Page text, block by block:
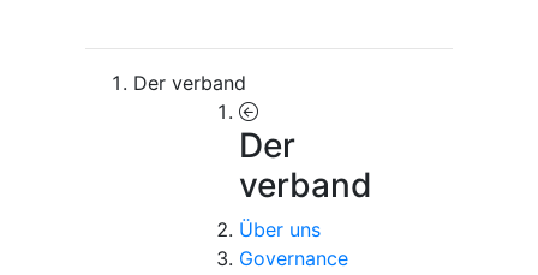
Der verband
Der
verband
Über uns
Governance